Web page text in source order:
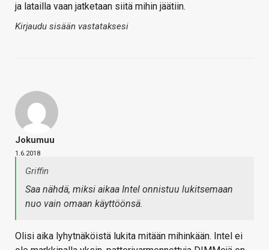
ja latailla vaan jatketaan siitä mihin jäätiin.
Kirjaudu sisään vastataksesi
Jokumuu
1.6.2018
Griffin
Saa nähdä, miksi aikaa Intel onnistuu lukitsemaan
nuo vain omaan käyttöönsä.
Olisi aika lyhytnäköistä lukita mitään mihinkään. Intel ei